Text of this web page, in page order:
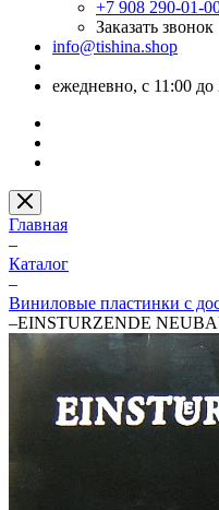
+7 908 290-01-
Заказать звонок
info@tishina.shop
ежедневно, с 11:00 до
Главная
–
Каталог
–
Виниловые пластинки с
–EINSTURZENDE